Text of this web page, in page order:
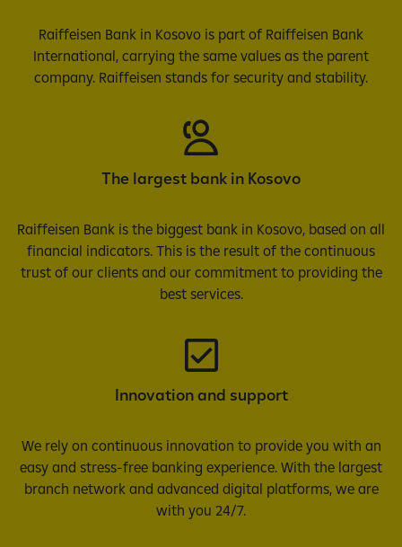
Raiffeisen Bank in Kosovo is part of Raiffeisen Bank
International, carrying the same values as the parent
company. Raiffeisen stands for security and stability.
The largest bank in Kosovo
Raiffeisen Bank is the biggest bank in Kosovo, based on all
financial indicators. This is the result of the continuous
trust of our clients and our commitment to providing the
best services.
Innovation and support
We rely on continuous innovation to provide you with an
easy and stress-free banking experience. With the largest
branch network and advanced digital platforms, we are
with you 24/7.